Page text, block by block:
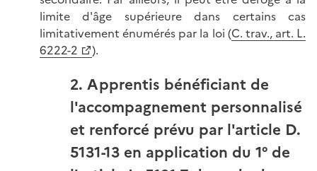
limite d'âge supérieure dans certains cas
limitativement énumérés par la loi (C. trav., art. L.
6222-2
).
2. Apprentis bénéficiant de
l'accompagnement personnalisé
et renforcé prévu par l'article D.
5131-13 en application du 1° de